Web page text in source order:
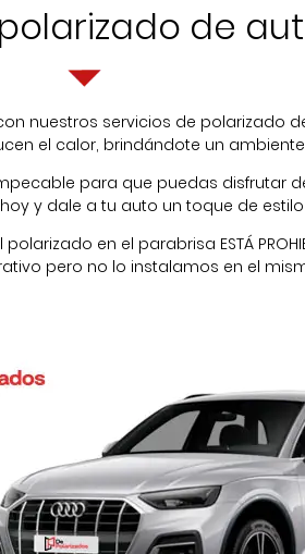
de
nuestros servicios de polarizado
el calor, brindándote un
para que puedas disfrutar
y dale a tu auto un toque de
polarizado en el parabrisa ESTÁ
pero no lo instalamos en el